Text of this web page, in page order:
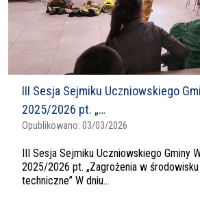
III Sesja Sejmiku Uczniowskiego
2025/2026 pt. „…
Opublikowano: 03/03/2026
III Sesja Sejmiku Uczniowskiego Gminy
2025/2026 pt. „Zagrożenia w
techniczne” W dniu...